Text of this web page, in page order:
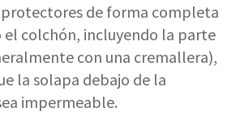
de forma completa
colchón, incluyendo la parte
con una cremallera),
la solapa debajo de la
impermeable.